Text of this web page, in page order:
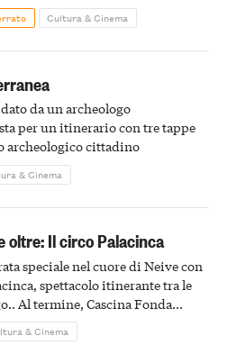
Cultura & Cinema
da un archeologo
per un itinerario con tre tappe
archeologico cittadino
& Cinema
oltre: Il circo Palacinca
speciale nel cuore di Neive con
spettacolo itinerante tra le
Al termine, Cascina Fonda
una degustazione di due
& Cinema